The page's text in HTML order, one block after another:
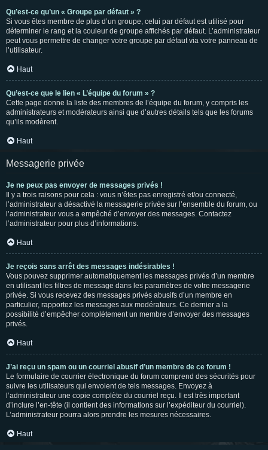
Qu’est-ce qu’un « Groupe par défaut » ?
Si vous êtes membre de plus d’un groupe, celui par défaut est utilisé pour
déterminer le rang et la couleur de groupe affichés par défaut. L’administrateur
peut vous permettre de changer votre groupe par défaut via votre panneau de
l’utilisateur.
Haut
Qu’est-ce que le lien « L’équipe du forum » ?
Cette page donne la liste des membres de l’équipe du forum, y compris les
administrateurs et modérateurs ainsi que d’autres détails tels que les forums
qu’ils modèrent.
Haut
Messagerie privée
Je ne peux pas envoyer de messages privés !
Il y a trois raisons pour cela : vous n’êtes pas enregistré et/ou connecté,
l’administrateur a désactivé la messagerie privée sur l’ensemble du forum, ou
l’administrateur vous a empêché d’envoyer des messages. Contactez
l’administrateur pour plus d’informations.
Haut
Je reçois sans arrêt des messages indésirables !
Vous pouvez supprimer automatiquement les messages privés d’un membre
en utilisant les filtres de message dans les paramètres de votre messagerie
privée. Si vous recevez des messages privés abusifs d’un membre en
particulier, rapportez les messages aux modérateurs. Ce dernier a la
possibilité d’empêcher complètement un membre d’envoyer des messages
privés.
Haut
J’ai reçu un spam ou un courriel abusif d’un membre de ce forum !
Le formulaire de courrier électronique du forum comprend des sécurités pour
suivre les utilisateurs qui envoient de tels messages. Envoyez à
l’administrateur une copie complète du courriel reçu. Il est très important
d’inclure l’en-tête (il contient des informations sur l’expéditeur du courriel).
L’administrateur pourra alors prendre les mesures nécessaires.
Haut